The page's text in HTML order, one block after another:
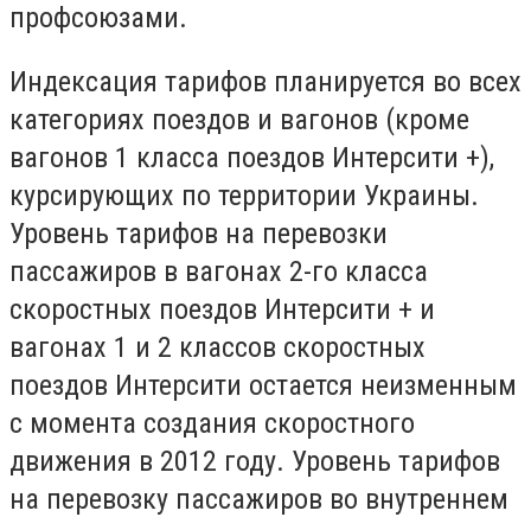
профсоюзами.
Индексация тарифов планируется во всех
категориях поездов и вагонов (кроме
вагонов 1 класса поездов Интерсити +),
курсирующих по территории Украины.
Уровень тарифов на перевозки
пассажиров в вагонах 2-го класса
скоростных поездов Интерсити + и
вагонах 1 и 2 классов скоростных
поездов Интерсити остается неизменным
с момента создания скоростного
движения в 2012 году. Уровень тарифов
на перевозку пассажиров во внутреннем